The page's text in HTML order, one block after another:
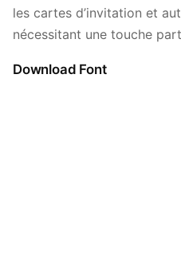
les cartes d’invitation et
nécessitant une touche
Download Font